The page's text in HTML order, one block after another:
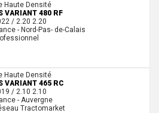
Haute Densité
VARIANT 480 RF
/ 2.20 2.20
- Nord-Pas- de-Calais
Haute Densité
VARIANT 465 RC
/ 2.10 2.10
- Auvergne
Tractomarket